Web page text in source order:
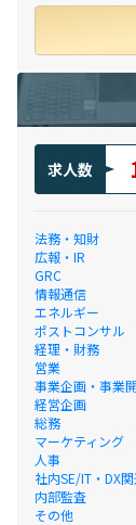
求人数
法務・知財
広報・IR
GRC
情報通信
エネルギー
ポストコンサル
経理・財務
営業
事業企画・事業
経営企画
総務
マーケティング
人事
社内SE/IT・DX
内部監査
その他